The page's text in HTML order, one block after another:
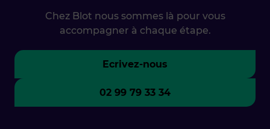
Chez Blot nous sommes là pour vous
accompagner à chaque étape.
Ecrivez-nous
02 99 79 33 34